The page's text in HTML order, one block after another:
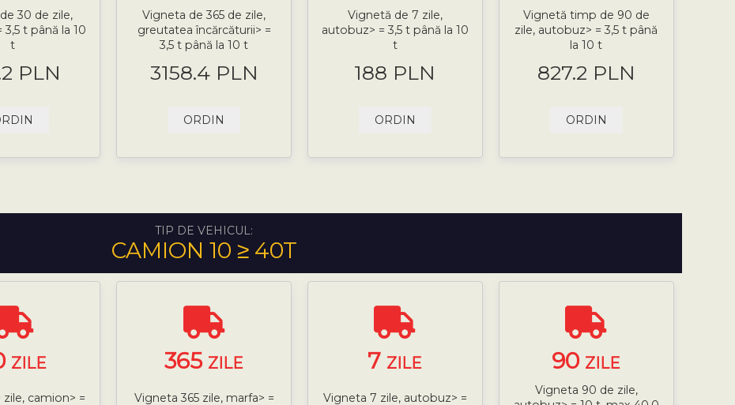
30 de zile,
t până la 10
t
PLN
Vigneta de 365 de zile,
greutatea încărcăturii> =
3,5 t până la 10 t
3158.4 PLN
ORDIN
Vignetă de 7 zile,
autobuz> = 3,5 t până la 10
t
188 PLN
ORDIN
Vignetă timp de 90 de
zile, autobuz> = 3,5 t până
la 10 t
827.2 PLN
ORDIN
TIP DE VEHICUL:
CAMION 10 ≥ 40T
ZILE
camion> =
365 ZILE
Vigneta 365 zile, marfa> =
7 ZILE
Vigneta 7 zile, autobuz> =
90 ZILE
Vigneta 90 de zile,